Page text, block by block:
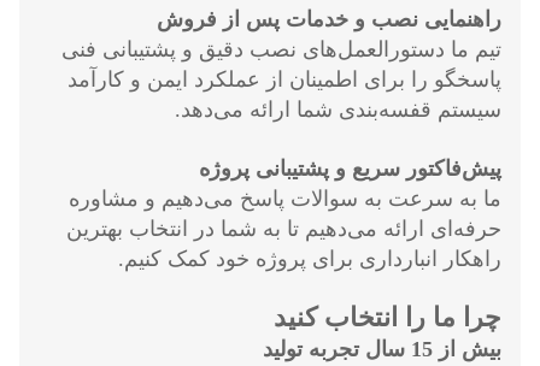
راهنمایی نصب و خدمات پس از فروش
تیم ما دستورالعمل‌های نصب دقیق و پشتیبانی فنی
پاسخگو را برای اطمینان از عملکرد ایمن و کارآمد
سیستم قفسه‌بندی شما ارائه می‌دهد.
پیش‌فاکتور سریع و پشتیبانی پروژه
ما به سرعت به سوالات پاسخ می‌دهیم و مشاوره
حرفه‌ای ارائه می‌دهیم تا به شما در انتخاب بهترین
راهکار انبارداری برای پروژه خود کمک کنیم.
چرا ما را انتخاب کنید
بیش از 15 سال تجربه تولید